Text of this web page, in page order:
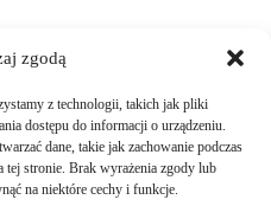
zgodą
z technologii, takich jak pliki
dostępu do informacji o urządzeniu.
dane, takie jak zachowanie podczas
tej stronie. Brak wyrażenia zgody lub
na niektóre cechy i funkcje.